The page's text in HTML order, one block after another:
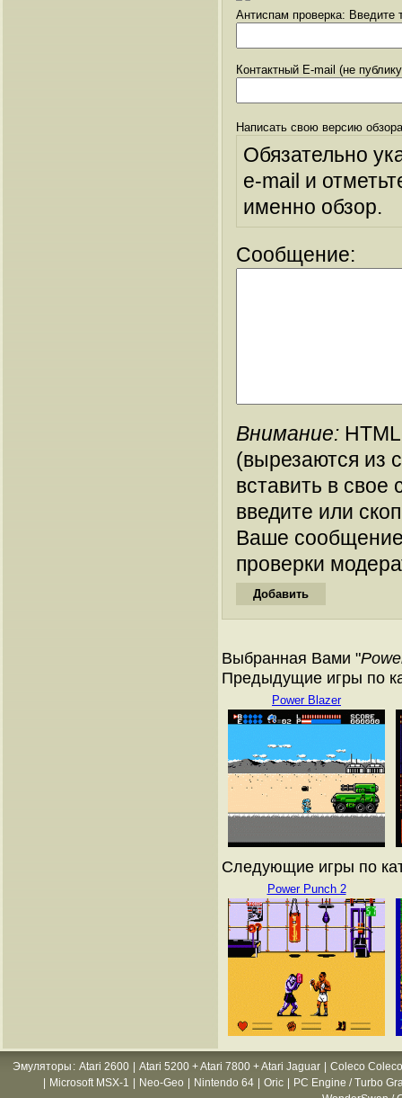
Антиспам проверка: Введите
Контактный E-mail (не
Написать свою версию
Обязательно
e-mail и
именно обзор.
Сообщение:
Внимание:
(вырезаются из
вставить в
введите или
Ваше
проверки
Выбранная Вами "
Предыдущие игры по
Power Blazer
Следующие игры по
Power Punch 2
Эмуляторы : Atari 2600 Atari 5200 + Atari 7800 + Atari Jaguar
Coleco
Microsoft MSX-1 Neo-Geo Nintendo 64 Oric
PC Engine / Turbo